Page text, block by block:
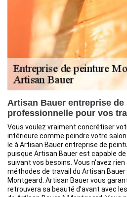
Artisan Bauer entreprise
professionnelle pour vos
Vous voulez vraiment concrétiser
intérieure comme peindre votre
le à Artisan Bauer entreprise de
puisque Artisan Bauer est capable
suivant vos besoins. Vous n'avez rien
méthodes de travail du Artisan
Montgeard. Artisan Bauer vous
retrouvera sa beauté d’avant avec